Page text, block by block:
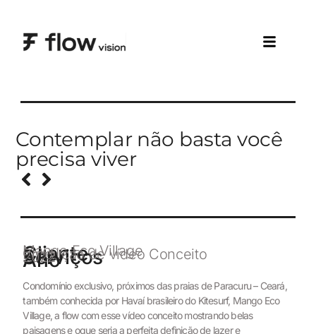
Contemplar não basta você
precisa viver
Cliente
Mango Eco Village
Serviços
Produção de vídeo Conceito
Ano
2022
Condomínio exclusivo, próximos das praias de Paracuru – Ceará,
também conhecida por Havaí brasileiro do Kitesurf, Mango Eco
Village, a flow com esse vídeo conceito mostrando belas
paisagens e oque seria a perfeita definição de lazer e